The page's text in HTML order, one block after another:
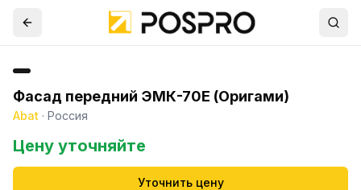
Фасад передний ЭМК-70Е (Оригами)
Abat · Россия
Цену уточняйте
Уточнить цену